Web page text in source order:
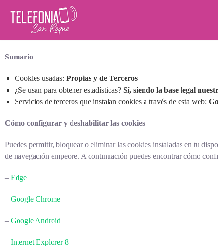
Sumario
Cookies usadas: Propias y de Terceros
¿Se usan para obtener estadísticas? Sí, siendo la base legal
Servicios de terceros que instalan cookies a través de esta web:
Cómo configurar y deshabilitar las cookies
Puedes permitir, bloquear o eliminar las cookies instaladas en tu
de navegación empeore. A continuación puedes encontrar cómo
– Edge
– Google Chrome
– Google Android
– Internet Explorer 8